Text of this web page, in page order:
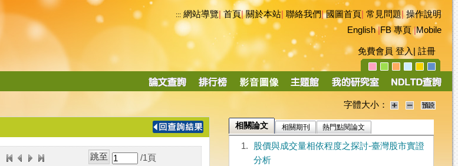
::: 網站導覽|首頁|關於本站 聯絡我們|國圖首頁 常見問題|操作說明
English|FB 專頁|Mobile
免費會員 登入 註冊
導
字體大小：
/1 頁
相關論文 相關期刊 熱門點閱論文
1.
股價與成交量相依程度之探討-臺灣股市實證
分析